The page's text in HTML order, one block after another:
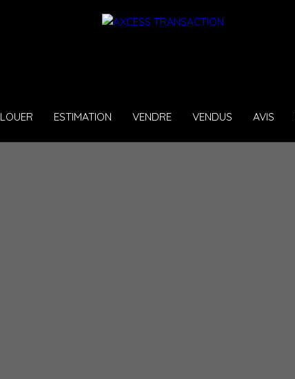
LOUER ESTIMATION VENDRE VENDUS AVIS